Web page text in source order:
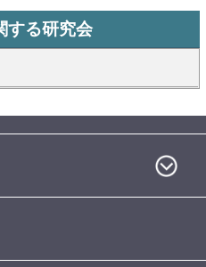
する研究会